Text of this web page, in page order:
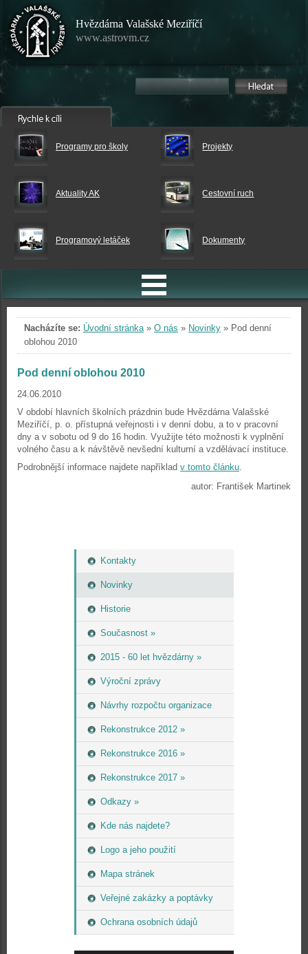
Hvězdárna Valašské Meziříčí
www.astrovm.cz
Programy pro školy Projekty
Aktuality AK Cestovní ruch
Programový letáček Dokumenty
Kontakty
Novinky
Historie
Současnost »
2015 - 60 let hvězdárny »
Výroční zprávy
Návrhy rozpočtu organizace
Rekonstrukce 2012 »
Rekonstrukce 2016 »
Rekonstrukce 2017 »
Odkazy »
Kde nás najdete?
Logo a jeho použití
Mapa stránek
Veřejné zakázky a poptávky
Ochrana osobních údajů
Nacházíte se: Úvodní stránka» O nás » Novinky » Pod denní
oblohou 2010
Pod denní oblohou 2010
24.06.2010
V období hlavních školních prázdnin bude Hvězdárna Valašské
Meziříčí, p. o. přístupná veřejnosti i v denní dobu, a to v pracovní
dny a v sobotu od 9 do 16 hodin. Využijte této možnosti k vyplnění
volného času a k návštěvě nevšední kulturní a vzdělávací instituce.
Podrobnější informace najdete například v tomto článku.
autor: František Martinek